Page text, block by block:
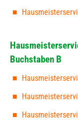
Buchstaben B